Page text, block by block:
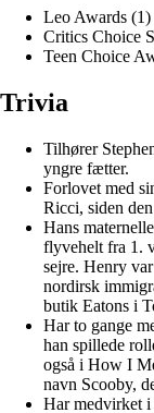
Leo Awards (1)
Critics Choice
Teen Choice
Trivia
Tilhører
yngre fætter.
Forlovet med
Ricci, siden
Hans
flyvehelt fra 1.
sejre. Henry
nordirsk
butik Eatons i
Har to gange
han spillede
også i How I
navn Scooby,
Har medvirket